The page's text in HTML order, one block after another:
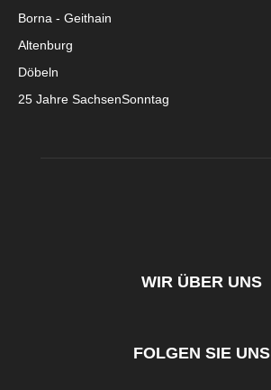
Borna - Geithain
Altenburg
Döbeln
25 Jahre SachsenSonntag
WIR ÜBER UNS
FOLGEN SIE UNS